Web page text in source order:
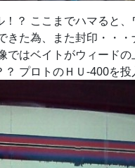
？ ここまでハマると
た為、また封印・・・
ではベイトがウィー
プロトのＨＵ-400を投